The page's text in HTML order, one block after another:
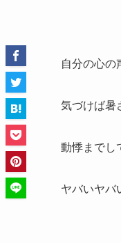
自分の心の
気づけば暑
動悸までし
ヤバいヤバ